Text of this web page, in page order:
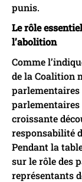
punis.
Le rôle
l’abolition
Comme
de la Coalition
parlementaires
parlementaires
croissante
responsabilité
Pendant la
sur le rôle des
représentants